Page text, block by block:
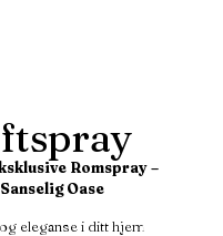
Romspray –
Oase
eleganse i ditt hjem